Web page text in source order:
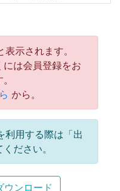
示されます。
は会員登録をお
から。
用する際は「出
ださい。
ンロード